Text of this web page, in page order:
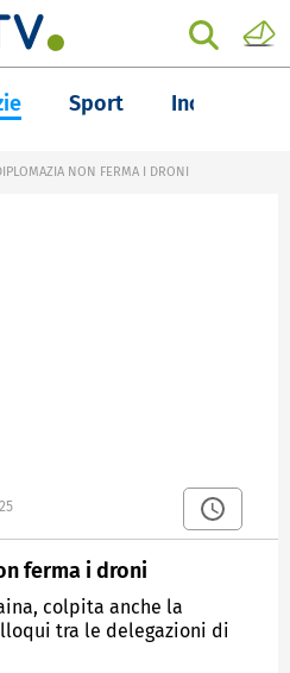
Sport Inchieste
NON FERMA I DRONI
ferma i droni
colpita anche la
tra le delegazioni di